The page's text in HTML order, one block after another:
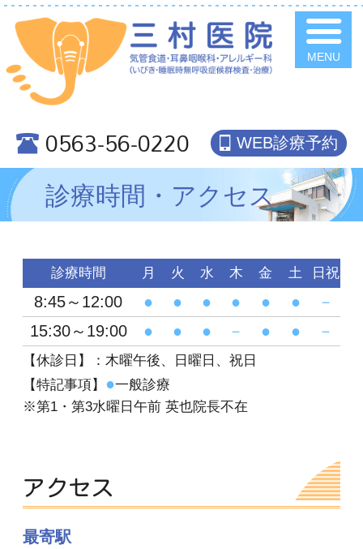
0563-56-0220 WEB診療予約
診療時間・アクセス
【休診日】：木曜午後、日曜日、祝日
【特記事項】 ●一般診療
※第1・第3水曜日午前 英也院長不在
診療時間 月 火 水 木 金 土 日祝
8:45～12:00 ● ● ● ● ● ●
－
15:30～19:00
● ● ● － ● ● －
アクセス
最寄駅